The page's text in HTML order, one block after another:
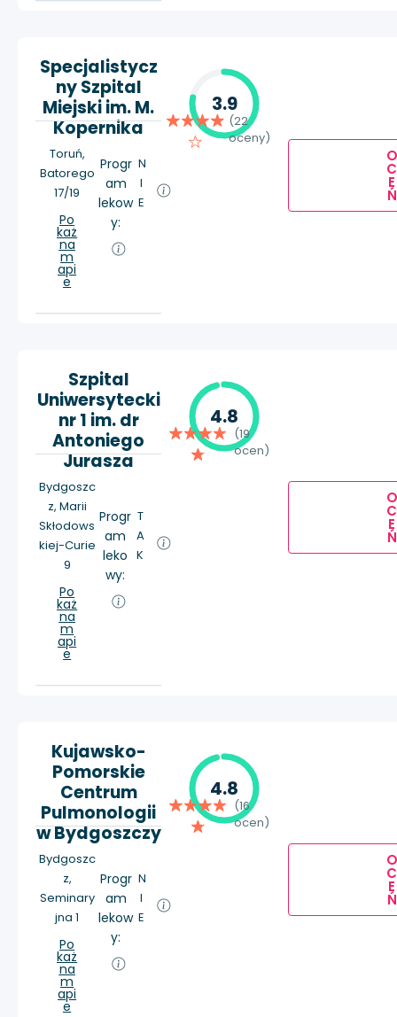
Specjalistycz
ny Szpital
Miejski im. M.
Kopernika
Toruń,
Batorego
17/19
Po
każ
na
m
api
e
Progr
am
lekow
y:
N
I
E
3.9
(22
oceny)
O
C
E
Ń
Szpital
Uniwersytecki
nr 1 im. dr
Antoniego
Jurasza
Bydgoszc
z, Marii
Skłodows
kiej-Curie
9
Po
każ
na
m
api
e
Progr
am
leko
wy:
T
A
K
4.8
(19
ocen)
O
C
E
Ń
Kujawsko-
Pomorskie
Centrum
Pulmonologii
w Bydgoszczy
Bydgoszc
z,
Seminary
jna 1
Po
każ
na
m
api
e
Progr
am
lekow
y:
N
I
E
4.8
(16
ocen)
O
C
E
Ń